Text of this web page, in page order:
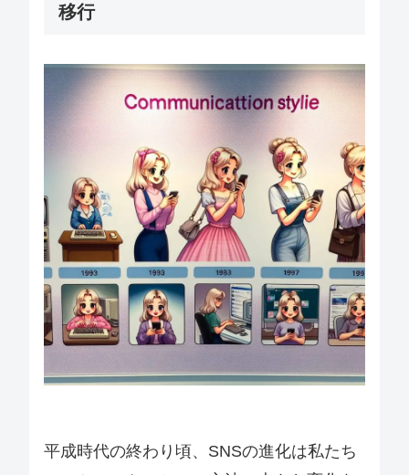
移行
平成時代の終わり頃、SNSの進化は私たち